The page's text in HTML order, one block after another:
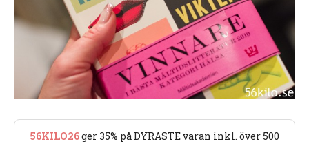
56KILO26ger 35% på DYRASTE varan inkl. över 500